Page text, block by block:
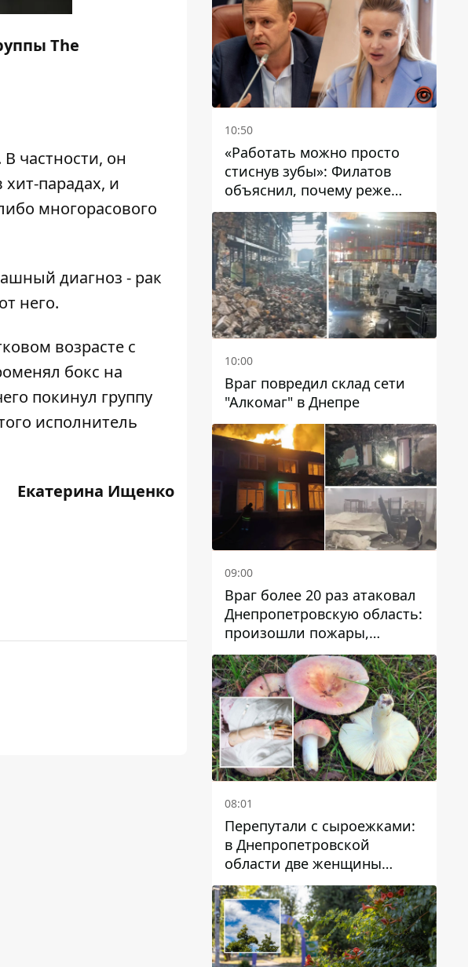
The
частности, он
парадах, и
многорасового
диагноз - рак
него.
возрасте с
бокс на
покинул группу
исполнитель
Екатерина Ищенко
10:50
«Работать можно просто
стиснув зубы»: Филатов
объяснил, почему реже
пишет в соцсетях и
раскритиковал медийность
чиновников
10:00
Враг повредил склад сети
"Алкомаг" в Днепре
09:00
Враг более 20 раз атаковал
Днепропетровскую область:
произошли пожары,
повреждены дома,
инфраструктура и авто
08:01
Перепутали с сыроежками:
в Днепропетровской
области две женщины
отравились грибами